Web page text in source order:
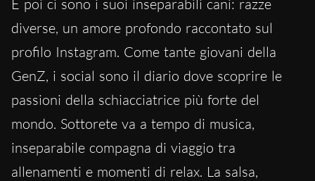
E poi ci sono i suoi inseparabili cani: razze
diverse, un amore profondo raccontato sul
profilo Instagram. Come tante giovani della
GenZ, i social sono il diario dove scoprire le
passioni della schiacciatrice più forte del
mondo. Sottorete va a tempo di musica,
inseparabile compagna di viaggio tra
allenamenti e momenti di relax. La salsa,